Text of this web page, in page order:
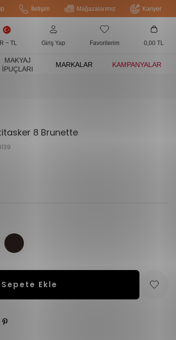
İletişim Mağazalarımız Kariyer
− TL Giriş Yap Favorilerim 0,00 TL
MAKYAJ
İPUÇLARI
MARKALAR KAMPANYALAR
8 Brunette
Sepete Ekle